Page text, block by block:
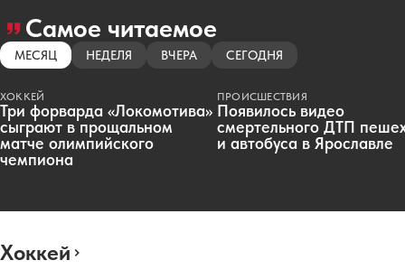
Самое читаемое
МЕСЯЦ НЕДЕЛЯ ВЧЕРА СЕГОДНЯ
ХОККЕЙ
Три форварда «Локомотива»
сыграют в прощальном
матче олимпийского
чемпиона
ПРОИСШЕСТВИЯ
Появилось видео
смертельного ДТП
и автобуса в Ярославле
Хоккей